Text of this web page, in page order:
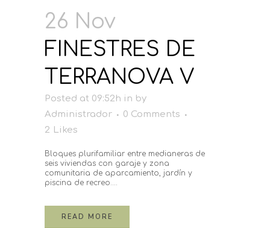
26 Nov
FINESTRES DE
TERRANOVA V
Posted at 09:52h in by
Administrador
0 Comments
2 Likes
Bloques plurifamiliar entre medianeras de
seis viviendas con garaje y zona
comunitaria de aparcamiento, jardín y
piscina de recreo....
READ MORE